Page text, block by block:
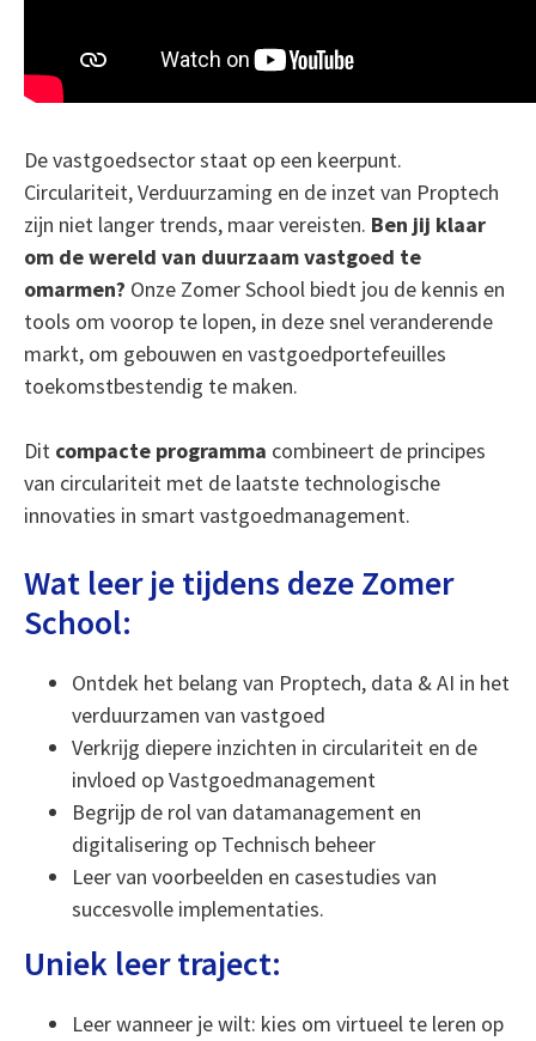
De vastgoedsector staat op een keerpunt.
Circulariteit, Verduurzaming en de inzet van Proptech
zijn niet langer trends, maar vereisten. Ben jij klaar
om de wereld van duurzaam vastgoed te
omarmen? Onze Zomer School biedt jou de kennis en
tools om voorop te lopen, in deze snel veranderende
markt, om gebouwen en vastgoedportefeuilles
toekomstbestendig te maken.
Dit compacte programma combineert de principes
van circulariteit met de laatste technologische
innovaties in smart vastgoedmanagement.
Wat leer je tijdens deze Zomer
School:
Ontdek het belang van Proptech, data & AI in het
verduurzamen van vastgoed
Verkrijg diepere inzichten in circulariteit en de
invloed op Vastgoedmanagement
Begrijp de rol van datamanagement en
digitalisering op Technisch beheer
Leer van voorbeelden en casestudies van
succesvolle implementaties.
Uniek leer traject:
Leer wanneer je wilt: kies om virtueel te leren op